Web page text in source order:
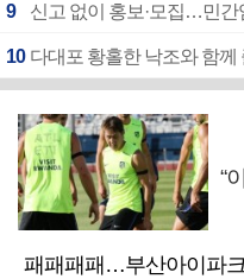
9 신고 없이 홍보·모집…민간
10 다대포 황홀한 낙조와 함께
“
패패패패…부산아이파